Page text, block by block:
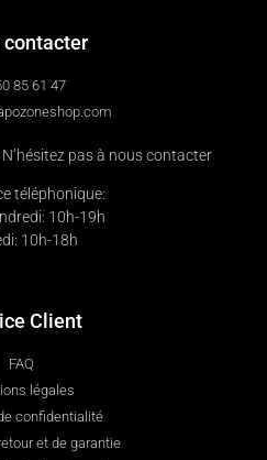
contacter
85 61 47
pas à nous contacter
téléphonique:
10h-19h
10h-18h
Client
FAQ
légales
confidentialité
et de garantie